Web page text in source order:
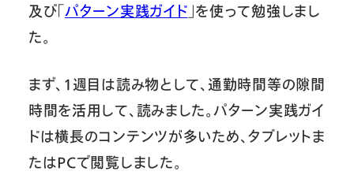
及び「パターン実践ガイド 」を使って勉強しまし
た。
まず、1週目は読み物として、通勤時間等の隙間
時間を活用して、読みました。パターン実践ガイ
ドは横長のコンテンツが多いため、タブレットま
たはPCで閲覧しました。